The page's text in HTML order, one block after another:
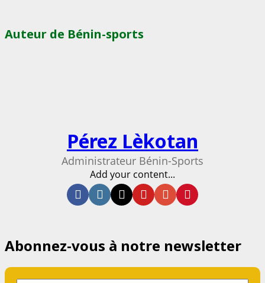
Auteur de Bénin-sports
Pérez Lèkotan
Administrateur Bénin-Sports
Add your content...
Facebook
Instagram
TwitterYoutube
EmailWebsite
Abonnez-vous à notre newsletter